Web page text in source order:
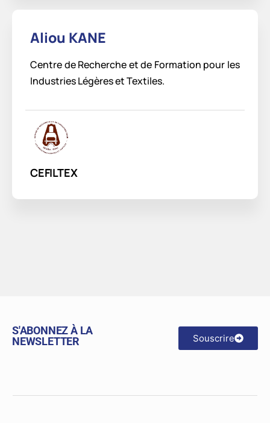
Aliou KANE
Centre de Recherche et de Formation pour les
Industries Légères et Textiles.
CEFILTEX
S'ABONNEZ À LA
NEWSLETTER
Souscrire